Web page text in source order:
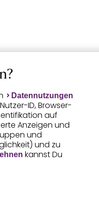
Datennutzungen
ID, Browser-
auf
Anzeigen und
und
und zu
kannst Du
Daten